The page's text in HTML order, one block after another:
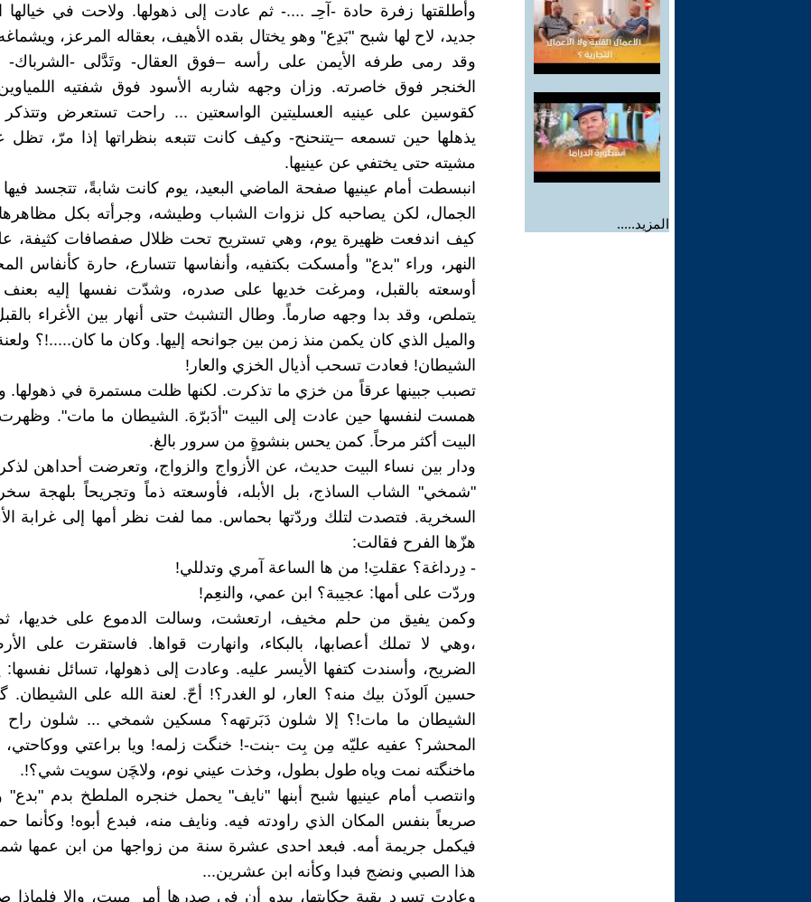
المزيد.....
وأطلقتها زفرة حادة -آحِـ ....- ثم عادت إلى ذهولها. ولاحت في خيالها
جديد، لاح لها شبح "بَدِع" وهو يختال بقده الأهيف، بعقاله المرعز،
وقد رمى طرفه الأيمن على رأسه –فوق العقال- وتَدَّلى -الشرباك-
الخنجر فوق خاصرته. وزان وجهه شاربه الأسود فوق شفتيه
كقوسين على عينيه العسليتين الواسعتين ... راحت تستعرض
يذهلها حين تسمعه –يتنحنح- وكيف كانت تتبعه بنظراتها إذا مرّ، تظل
مشيته حتى يختفي عن عينيها.
انبسطت أمام عينيها صفحة الماضي البعيد، يوم كانت شابةً، تتجسد
الجمال، لكن يصاحبه كل نزوات الشباب وطيشه، وجرأته بكل
كيف اندفعت ظهيرة يوم، وهي تستريح تحت ظلال صفصافات كثيفة،
النهر، وراء "بدع" وأمسكت بكتفيه، وأنفاسها تتسارع، حارة كأنفاس
أوسعته بالقبل، ومرغت خديها على صدره، وشدّت نفسها إليه بعنف
يتملص، وقد بدا وجهه صارماً. وطال التشبث حتى أنهار بين الأغراء
والميل الذي كان يكمن منذ زمن بين جوانحه إليها. وكان ما كان.....!؟
الشيطان! فعادت تسحب أذيال الخزي والعار!
تصبب جبينها عرقاً من خزي ما تذكرت. لكنها ظلت مستمرة في ذهولها.
همست لنفسها حين عادت إلى البيت "أدَبرّهَ. الشيطان ما مات".
البيت أكثر مرحاً. كمن يحس بنشوةٍ من سرور بالغ.
ودار بين نساء البيت حديث، عن الأزواج والزواج، وتعرضت أحداهن
"شمخي" الشاب الساذج، بل الأبله، فأوسعته ذماً وتجريحاً بلهجة
السخرية. فتصدت لتلك وردّتها بحماس. مما لفت نظر أمها إلى غرابة
هزّها الفرح فقالت:
- دِرداغة؟ عقلتِ! من ها الساعة آمري وتدللي!
وردّت على أمها: عجيبة؟ ابن عمي، والنعِم!
وكمن يفيق من حلم مخيف، ارتعشت، وسالت الدموع على خديها،
،وهي لا تملك أعصابها، بالبكاء، وانهارت قواها. فاستقرت على
الضريح، وأسندت كتفها الأيسر عليه. وعادت إلى ذهولها، تسائل نفسها:
حسين اَلوذَن بيك منه؟ العار، لو الغدر؟! أحّ. لعنة الله على الشيطان.
الشيطان ما مات!؟ إلا شلون دَبَرتهه؟ مسكين شمخي ... شلون راح
المحشر؟ عفيه عليّه مِن بِت -بنت-! خنگت زلمه! ويا براعتي
ماخنگته نمت وياه طول بطول، وخذت عيني نوم، ولاﭽَن سويت شي؟!.
وانتصب أمام عينيها شبح أبنها "نايف" يحمل خنجره الملطخ بدم
صريعاً بنفس المكان الذي راودته فيه. ونايف منه، فبدع أبوه! وكأنما
فيكمل جريمة أمه. فبعد احدى عشرة سنة من زواجها من ابن عمها
هذا الصبي ونضج فبدا وكأنه ابن عشرين...
وعادت تسرد بقية حكايتها، يبدو أن في صدرها أمر مبيت، وإلا فلماذا